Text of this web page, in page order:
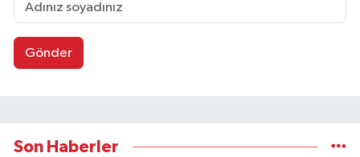
Gönder
Son Haberler